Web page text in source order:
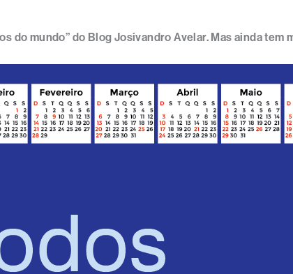
do mundo” do Blog Josivandro Avelar. Mas ainda tem